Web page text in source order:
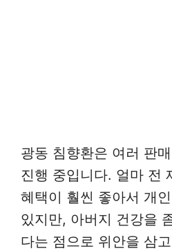
광동 침향환은 여러 판
진행 중입니다. 얼마 전
혜택이 훨씬 좋아서 개
있지만, 아버지 건강을
다는 점으로 위안을 삼